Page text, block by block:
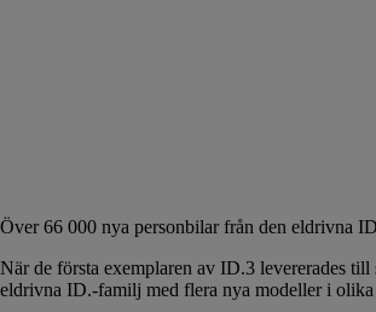
Över 66 000 nya personbilar från den eldrivna
När de första exemplaren av ID.3 levererades
eldrivna ID.-familj med flera nya modeller i olika